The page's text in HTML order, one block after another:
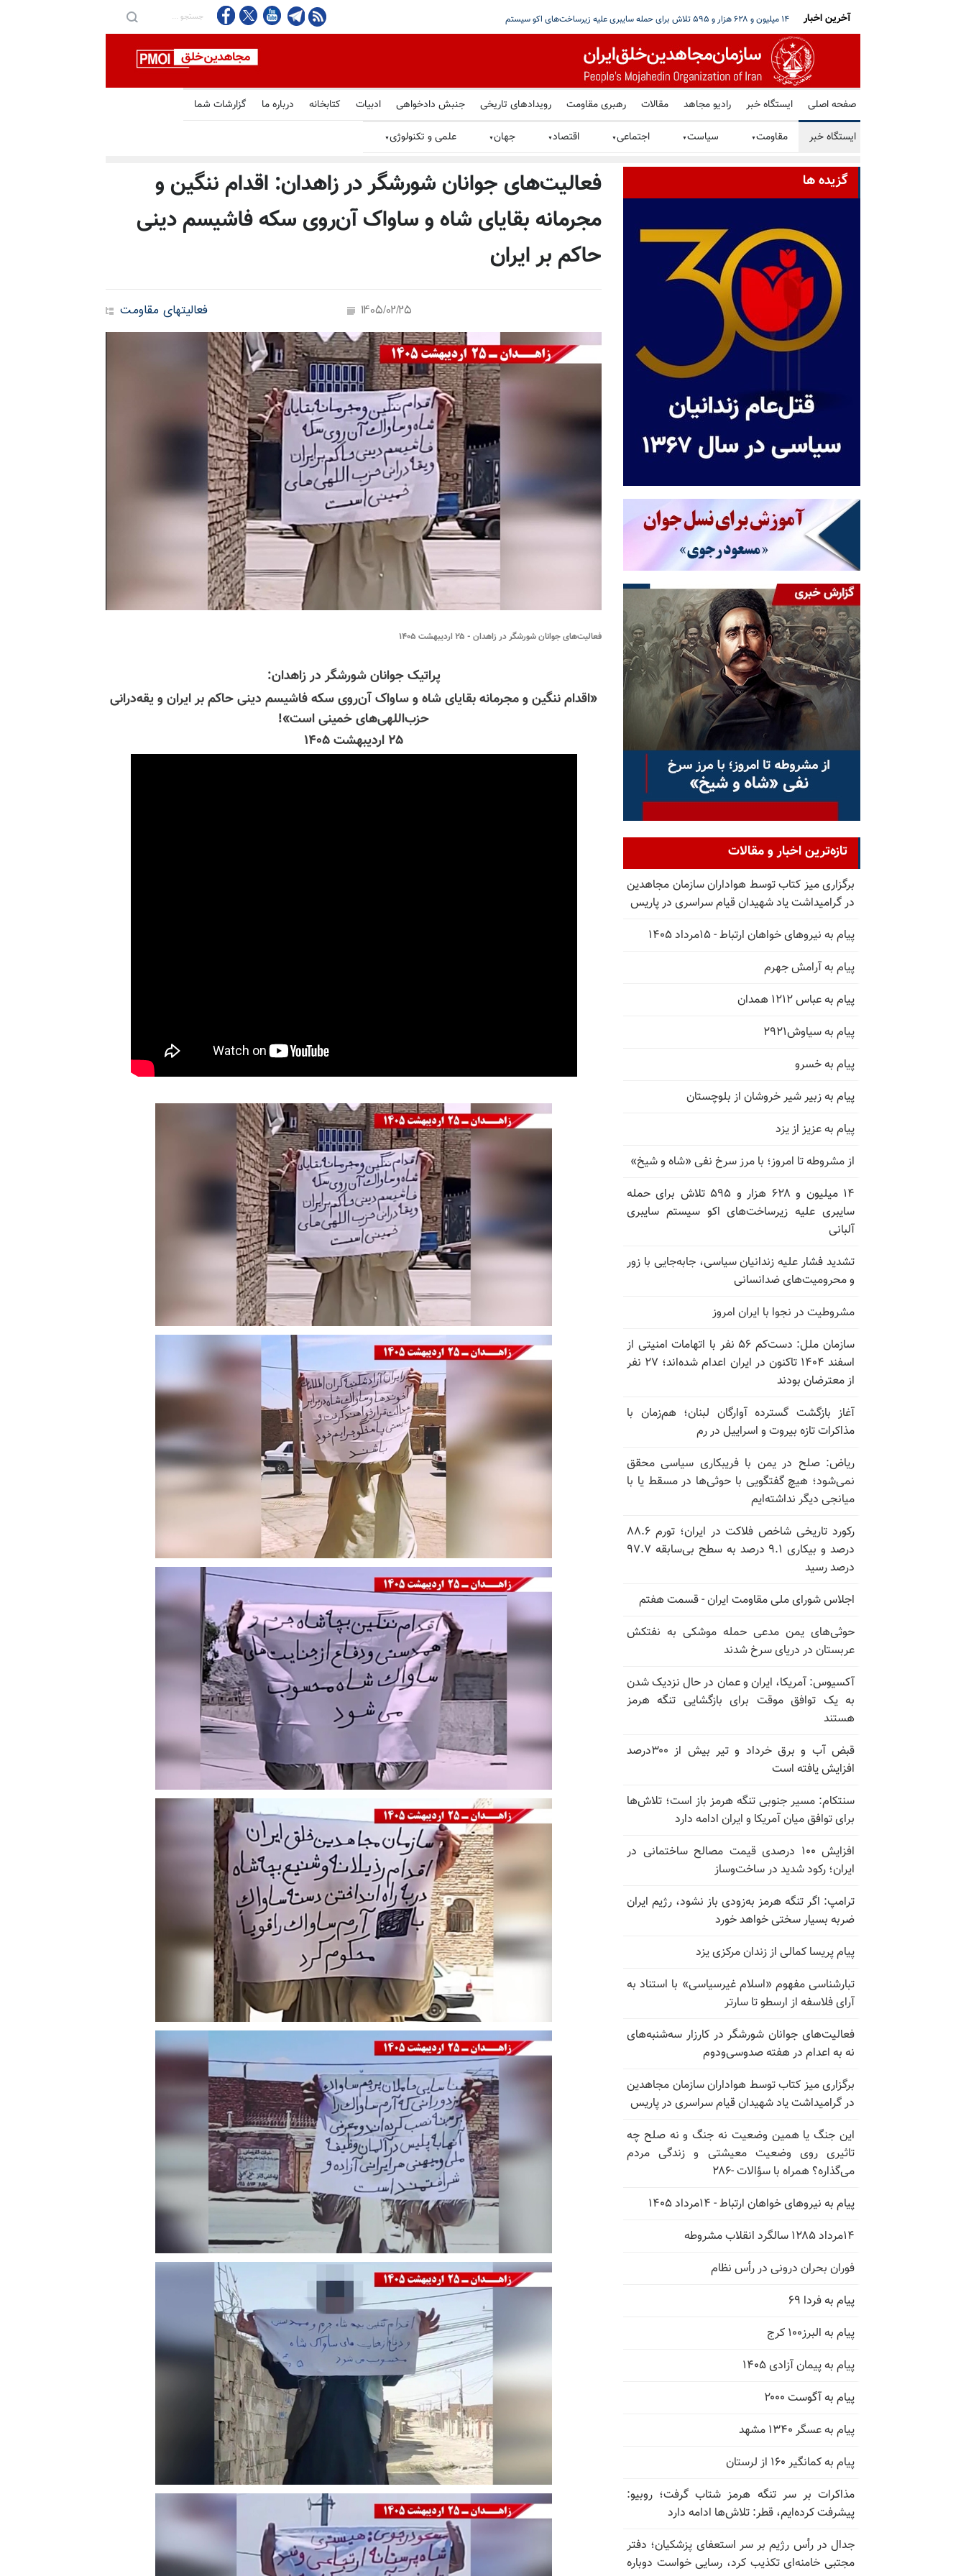
تشدید فشار علیه زندانیان سیاسی، جابه‌جایی با زور و محرومیت‌های ضدانسانی آخرین اخبار
صفحه اصلی ایستگاه خبر رادیو مجاهد مقالات رهبری مقاومت رویدادهای تاریخی جنبش دادخواهی ادبیات کتابخانه درباره ما گزارشات شما
ایستگاه خبر مقاومت▼ سیاست▼ اجتماعی▼ اقتصاد▼ جهان▼ علمی و تکنولوژی▼
فعالیت‌های جوانان شورشگر در زاهدان: اقدام ننگین و
مجرمانه بقایای شاه و ساواک آن‌روی سکه فاشیسم دینی
حاکم بر ایران
فعالیتهای مقاومت 1405/02/25
فعالیت‌های جوانان شورشگر در زاهدان - ۲۵ اردیبهشت ۱۴۰۵
پراتیک جوانان شورشگر در زاهدان:
«اقدام ننگین و مجرمانه بقایای شاه و ساواک آن‌روی سکه فاشیسم دینی حاکم بر ایران و یقه‌درانی
حزب‌اللهی‌های خمینی است»!
۲۵ اردیبهشت ۱۴۰۵
گزیده ها
تازه‌ترین اخبار و مقالات
برگزاری میز کتاب توسط هواداران سازمان مجاهدین
در گرامیداشت یاد شهیدان قیام سراسری در پاریس
پیام به نیروهای خواهان ارتباط - ۱۵مرداد ۱۴۰۵
پیام به آرامش جهرم
پیام به عباس ۱۲۱۲ همدان
پیام به سیاوش۲۹۲۱
پیام به خسرو
پیام به زبیر شیر خروشان از بلوچستان
پیام به عزیز از یزد
از مشروطه تا امروز؛ با مرز سرخ نفی «شاه و شیخ»
۱۴ میلیون و ۶۲۸ هزار و ۵۹۵ تلاش برای حمله
سایبری علیه زیرساخت‌های اکو سیستم سایبری
آلبانی
تشدید فشار علیه زندانیان سیاسی، جابه‌جایی با زور
و محرومیت‌های ضدانسانی
مشروطیت در نجوا با ایران امروز
سازمان ملل: دست‌کم ۵۶ نفر با اتهامات امنیتی از
اسفند ۱۴۰۴ تاکنون در ایران اعدام شده‌اند؛ ۲۷ نفر
از معترضان بودند
آغاز بازگشت گسترده آوارگان لبنان؛ هم‌زمان با
مذاکرات تازه بیروت و اسراییل در رم
ریاض: صلح در یمن با فریبکاری سیاسی محقق
نمی‌شود؛ هیچ گفتگویی با حوثی‌ها در مسقط یا با
میانجی دیگر نداشته‌ایم
رکورد تاریخی شاخص فلاکت در ایران؛ تورم ۸۸.۶
درصد و بیکاری ۹.۱ درصد به سطح بی‌سابقه ۹۷.۷
درصد رسید
اجلاس شورای ملی مقاومت ایران - قسمت هفتم
حوثی‌های یمن مدعی حمله موشکی به نفتکش
عربستان در دریای سرخ شدند
آکسیوس: آمریکا، ایران و عمان در حال نزدیک شدن
به یک توافق موقت برای بازگشایی تنگه هرمز
هستند
قبض آب و برق خرداد و تیر بیش از ۳۰۰درصد
افزایش یافته است
سنتکام: مسیر جنوبی تنگه هرمز باز است؛ تلاش‌ها
برای توافق میان آمریکا و ایران ادامه دارد
افزایش ۱۰۰ درصدی قیمت مصالح ساختمانی در
ایران؛ رکود شدید در ساخت‌وساز
ترامپ: اگر تنگه هرمز به‌زودی باز نشود، رژیم ایران
ضربه بسیار سختی خواهد خورد
پیام پریسا کمالی از زندان مرکزی یزد
تبارشناسی مفهوم «اسلام غیرسیاسی» با استناد به
آرای فلاسفه از ارسطو تا سارتر
فعالیت‌های جوانان شورشگر در کارزار سه‌شنبه‌های
نه به اعدام در هفته صدوسی‌و‌دوم
برگزاری میز کتاب توسط هواداران سازمان مجاهدین
در گرامیداشت یاد شهیدان قیام سراسری در پاریس
این جنگ یا همین وضعیت نه جنگ و نه صلح چه
تاثیری روی وضعیت معیشتی و زندگی مردم
می‌گذاره؟ همراه با سؤالات -۲۸۶
پیام به نیروهای خواهان ارتباط - ۱۴مرداد ۱۴۰۵
۱۴مرداد ۱۲۸۵ سالگرد انقلاب مشروطه
فوران بحران درونی در رأس نظام
پیام به فردا ۶۹
پیام به البرز۱۰۰ کرج
پیام به پیمان آزادی ۱۴۰۵
پیام به آگوست ۲۰۰۰
پیام به عسگر ۱۳۴۰ مشهد
پیام به کمانگیر ۱۶۰ از لرستان
مذاکرات بر سر تنگه هرمز شتاب گرفت؛ روبیو:
پیشرفت کرده‌ایم، قطر: تلاش‌ها ادامه دارد
جدال در رأس رژیم بر سر استعفای پزشکیان؛ دفتر
مجتبی خامنه‌ای تکذیب کرد، رسایی خواست دوباره